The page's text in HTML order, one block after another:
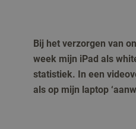
Bij het verzorgen van
week mijn iPad als
statistiek. In een
als op mijn laptop